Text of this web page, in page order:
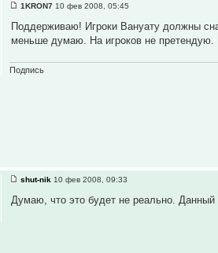
1KRON7 10 фев 2008, 05:45
Поддерживаю! Игроки Вануату должны
меньше думаю. На игроков не претендую.
Подпись
shut-nik 10 фев 2008, 09:33
Думаю, что это будет не реально. Данный